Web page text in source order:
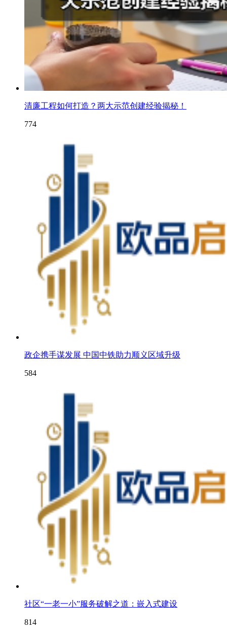
清廉工程如何打造？两大示范创建经验揭秘！
774
政企携手谋发展 中国中铁助力顺义区域升级
584
社区“一老一小”服务破解之道：嵌入式建设
814